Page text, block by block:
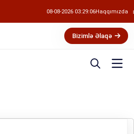
08-08-2026 03:29:07Haqqımızda
Bizimlə Əlaqə